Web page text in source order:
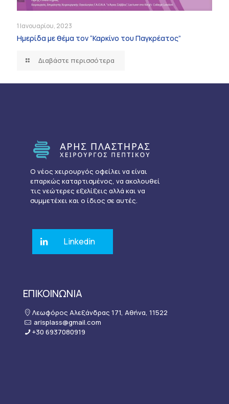
1 Ιανουαρίου, 2023
Ημερίδα με θέμα τον “Καρκίνο του Παγκρέατος”
Διαβάστε περισσότερα
Ο νέος χειρουργός οφείλει να είναι
επαρκώς καταρτισμένος, να ακολουθεί
τις νεώτερες εξελίξεις αλλά και να
συμμετέχει και ο ίδιος σε αυτές.
Linkedin
ΕΠΙΚΟΙΝΩΝΙΑ
Λεωφόρος Αλεξάνδρας 171, Αθήνα, 11522
arisplass@gmail.com
+30 6937080919